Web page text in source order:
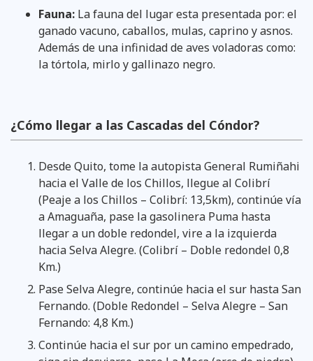
Fauna: La fauna del lugar esta presentada por: el
ganado vacuno, caballos, mulas, caprino y asnos.
Además de una infinidad de aves voladoras como:
la tórtola, mirlo y gallinazo negro.
¿Cómo llegar a las Cascadas del Cóndor?
Desde Quito, tome la autopista General Rumiñahi
hacia el Valle de los Chillos, llegue al Colibrí
(Peaje a los Chillos – Colibrí: 13,5km), continúe vía
a Amaguaña, pase la gasolinera Puma hasta
llegar a un doble redondel, vire a la izquierda
hacia Selva Alegre. (Colibrí – Doble redondel 0,8
Km.)
Pase Selva Alegre, continúe hacia el sur hasta San
Fernando. (Doble Redondel – Selva Alegre – San
Fernando: 4,8 Km.)
Continúe hacia el sur por un camino empedrado,